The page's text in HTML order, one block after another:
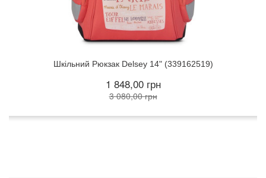
Шкільний Рюкзак Delsey 14" (339162519)
1 848,00 грн
3 080,00 грн